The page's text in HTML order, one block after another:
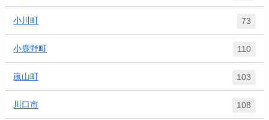
小川町 73
小鹿野町 110
嵐山町 103
川口市 108